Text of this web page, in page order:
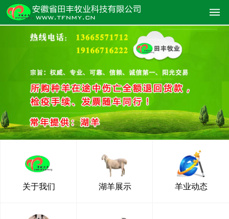
关于我们 湖羊展示 羊业动态